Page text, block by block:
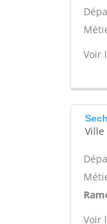
Voir
Ville
Voir